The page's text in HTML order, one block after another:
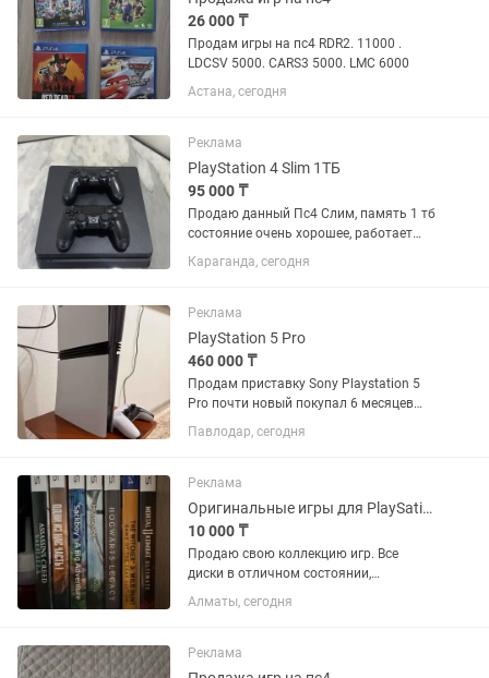
26 000 ₸
Продам игры на пс4 RDR2. 11000 .
LDCSV 5000. CARS3 5000. LMC 6000
Астана, сегодня
Реклама
PlayStation 4 Slim 1ТБ
95 000 ₸
Продаю данный Пс4 Слим, память 1 тб
состояние очень хорошее, работает
идеально не сильно греется не сильно
шумит, первый хозяин, продаю потому
приставка 2...
Караганда, сегодня
Реклама
PlayStation 5 Pro
460 000 ₸
Продам приставку Sony Playstation 5
Pro почти новый покупал 6 месяцев
назад. 2 Тб памяти, один геймпад,
подписка Delux на год. тянет любые
если у вас тв поддерживает...
Павлодар, сегодня
Реклама
Оригинальные игры для PlaySation 5 / PS5
10 000 ₸
Продаю свою коллекцию игр. Все
диски в отличном состоянии,
использовались очень мало
(буквально 2–ю-3 раза), без царапин и
В наличии: Assassin’s Creed Valhalla -...
Алматы, сегодня
Реклама